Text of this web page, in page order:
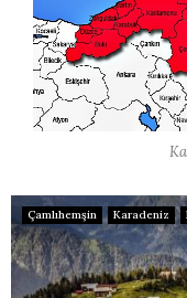
Çamlıhemşin Karadeniz